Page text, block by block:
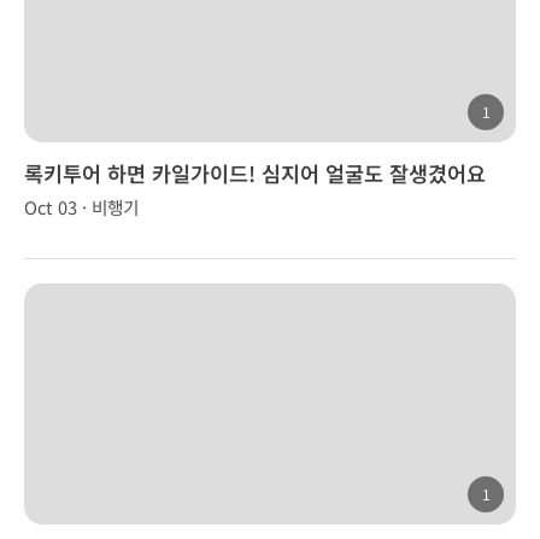
1
록키투어 하면 카일가이드! 심지어 얼굴도 잘생겼어요
Oct 03 · 비행기
1